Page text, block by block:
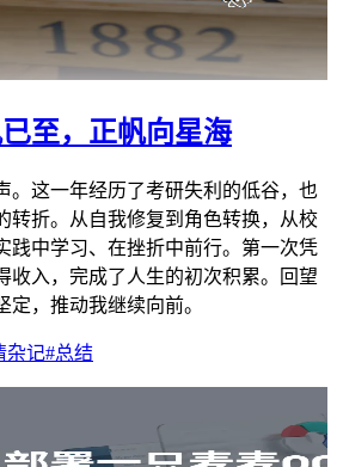
至，正帆向星海
。这一年经历了考研失利的低谷，也
转折。从自我修复到角色转换，从校
践中学习、在挫折中前行。第一次凭
收入，完成了人生的初次积累。回望
定，推动我继续向前。
杂记#总结